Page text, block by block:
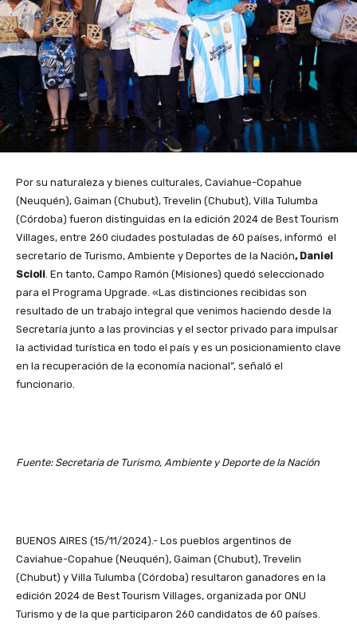
Por su naturaleza y bienes culturales, Caviahue-Copahue
(Neuquén), Gaiman (Chubut), Trevelin (Chubut), Villa Tulumba
(Córdoba) fueron distinguidas en la edición 2024 de Best Tourism
Villages, entre 260 ciudades postuladas de 60 países, informó el
secretario de Turismo, Ambiente y Deportes de la Nación, Daniel
Scioli. En tanto, Campo Ramón (Misiones) quedó seleccionado
para el Programa Upgrade. «Las distinciones recibidas son
resultado de un trabajo integral que venimos haciendo desde la
Secretaría junto a las provincias y el sector privado para impulsar
la actividad turística en todo el país y es un posicionamiento clave
en la recuperación de la economía nacional”, señaló el
funcionario.
Fuente: Secretaria de Turismo, Ambiente y Deporte de la Nación
BUENOS AIRES (15/11/2024).- Los pueblos argentinos de
Caviahue-Copahue (Neuquén), Gaiman (Chubut), Trevelin
(Chubut) y Villa Tulumba (Córdoba) resultaron ganadores en la
edición 2024 de Best Tourism Villages, organizada por ONU
Turismo y de la que participaron 260 candidatos de 60 países.